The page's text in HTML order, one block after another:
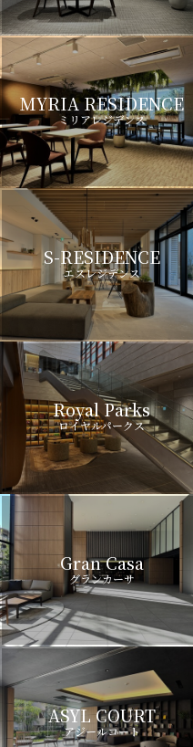
MYRIA RESIDENCE
ミリアレジデンス
S-RESIDENCE
エスレジデンス
Royal Parks
ロイヤルパークス
Gran Casa
グランカーサ
ASYL COURT
アジールコート